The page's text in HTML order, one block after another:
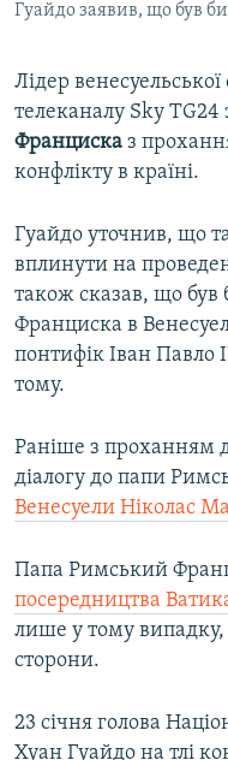
ІНФОГРАФІКА
ДОЛУЧАЙСЯ!
Усі сайти RFE/RL
Гуайдо заявив, що був
Лідер венесуельської
телеканалу Sky
Франциска з
конфлікту в країні.
Гуайдо уточнив, що
вплинути на
також сказав, що
Франциска в
понтифік Іван Павло
тому.
Раніше з проханням
діалогу до папи
Венесуели Ніколас
Папа Римський
посередництва
лише у тому випадку,
сторони.
23 січня голова
Хуан Гуайдо на тлі